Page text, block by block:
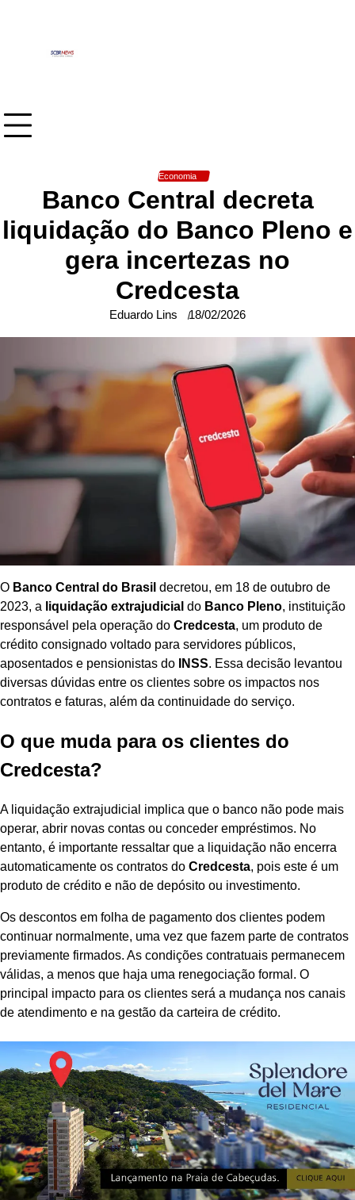
Economia
Banco Central decreta
liquidação do Banco Pleno e
gera incertezas no
Credcesta
Eduardo Lins 18/02/2026
O Banco Central do Brasil decretou, em 18 de outubro de
2023, a liquidação extrajudicial do Banco Pleno, instituição
responsável pela operação do Credcesta, um produto de
crédito consignado voltado para servidores públicos,
aposentados e pensionistas do
INSS. Essa decisão levantou
diversas dúvidas entre os clientes sobre os impactos nos
contratos e faturas, além da continuidade do serviço.
O que muda para os clientes do
Credcesta?
A liquidação extrajudicial implica que o banco não pode mais
operar, abrir novas contas ou conceder empréstimos. No
entanto, é importante ressaltar que a liquidação não encerra
automaticamente os contratos do Credcesta, pois este é um
produto de crédito e não de depósito ou investimento.
Os descontos em folha de pagamento dos clientes podem
continuar normalmente, uma vez que fazem parte de contratos
previamente firmados. As condições contratuais permanecem
válidas, a menos que haja uma renegociação formal. O
principal impacto para os clientes será a mudança nos canais
de atendimento e na gestão da carteira de crédito.